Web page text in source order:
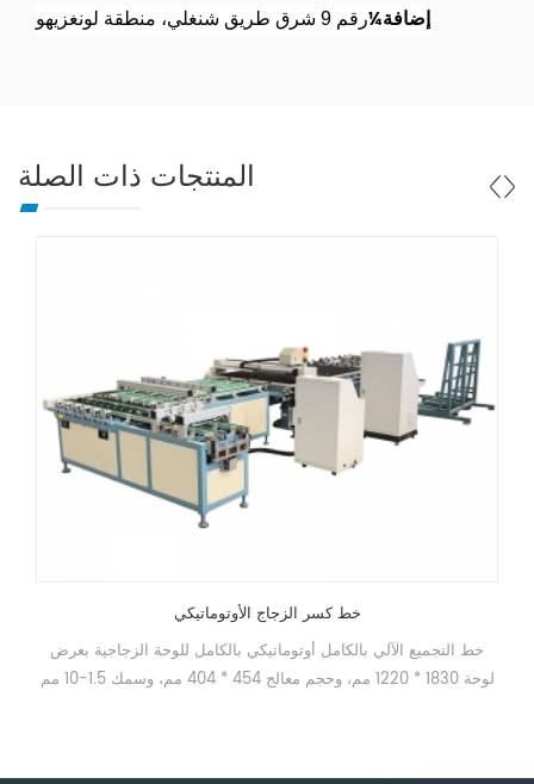
إضافة¼رقم 9 شرق طريق شنغلي، منطقة لونغزيهو
المنتجات ذات الصلة
خط كسر الزجاج الأوتوماتيكي
خط التجميع الآلي بالكامل أوتوماتيكي بالكامل للوحة الزجاجية بعرض
لوحة 1830 * 1220 مم، وحجم معالج 454 * 404 مم، وسمك 1.5-10 مم